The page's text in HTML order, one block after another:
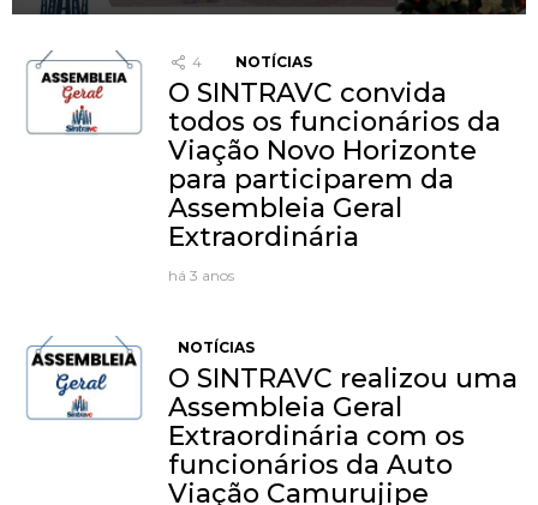
4 NOTÍCIAS
O SINTRAVC convida
todos os funcionários da
Viação Novo Horizonte
para participarem da
Assembleia Geral
Extraordinária
há 3 anos
NOTÍCIAS
O SINTRAVC realizou uma
Assembleia Geral
Extraordinária com os
funcionários da Auto
Viação Camurujipe